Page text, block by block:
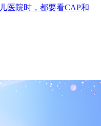
医院时，都要看CAP和